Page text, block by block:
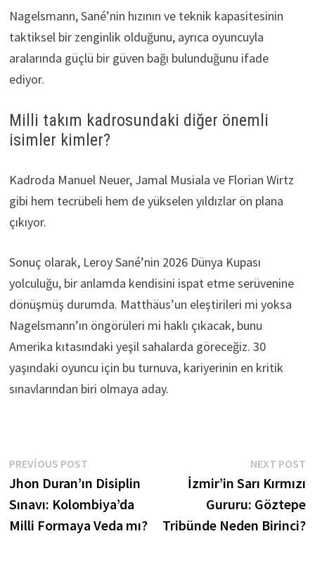
Nagelsmann, Sané’nin hızının ve teknik kapasitesinin
taktiksel bir zenginlik olduğunu, ayrıca oyuncuyla
aralarında güçlü bir güven bağı bulunduğunu ifade
ediyor.
Milli takım kadrosundaki diğer önemli
isimler kimler?
Kadroda Manuel Neuer, Jamal Musiala ve Florian Wirtz
gibi hem tecrübeli hem de yükselen yıldızlar ön plana
çıkıyor.
Sonuç olarak, Leroy Sané’nin 2026 Dünya Kupası
yolculuğu, bir anlamda kendisini ispat etme serüvenine
dönüşmüş durumda. Matthäus’un eleştirileri mi yoksa
Nagelsmann’ın öngörüleri mi haklı çıkacak, bunu
Amerika kıtasındaki yeşil sahalarda göreceğiz. 30
yaşındaki oyuncu için bu turnuva, kariyerinin en kritik
sınavlarından biri olmaya aday.
Yazı
gezinmesi
PREVIOUS POSTPrevious
post:
Jhon Duran’ın Disiplin
Sınavı: Kolombiya’da
Milli Formaya Veda mı?
NEXT POST
İzmir’in Sarı Kırmızı
Gururu: Göztepe
Tribünde Neden Birinci?